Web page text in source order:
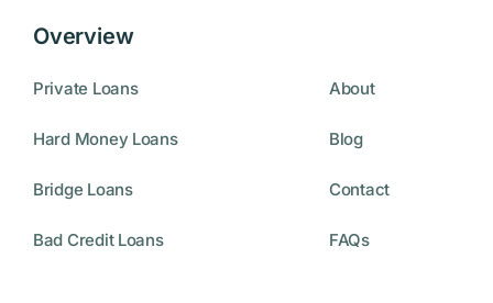
Overview
Private Loans
Hard Money Loans
Bridge Loans
Bad Credit Loans
About
Blog
Contact
FAQs